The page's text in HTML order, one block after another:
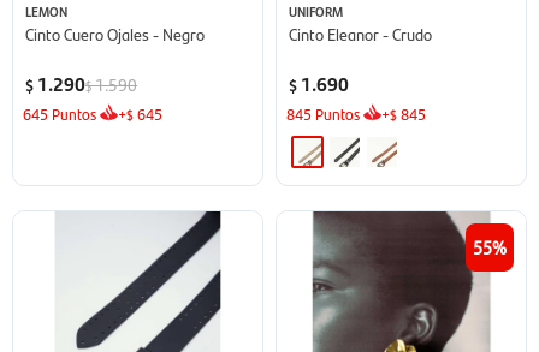
LEMON
Cinto Cuero Ojales - Negro
$ 1.290$1.590
645 Puntos +$645
UNIFORM
Cinto Eleanor - Crudo
$ 1.690
845 Puntos +$845
55